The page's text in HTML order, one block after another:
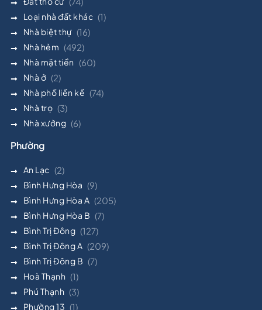
Loại nhà đất khác (1)
Nhà biệt thự (16)
Nhà hẻm (492)
Nhà mặt tiền (60)
Nhà ở (2)
Nhà phố liền kề (74)
Nhà trọ (3)
Nhà xưởng (6)
Phường
An Lạc (2)
Bình Hưng Hòa (9)
Bình Hưng Hòa A (205)
Bình Hưng Hòa B (7)
Bình Trị Đông (127)
Bình Trị Đông A (209)
Bình Trị Đông B (7)
Hoà Thạnh (1)
Phú Thạnh (3)
Phường 13 (1)